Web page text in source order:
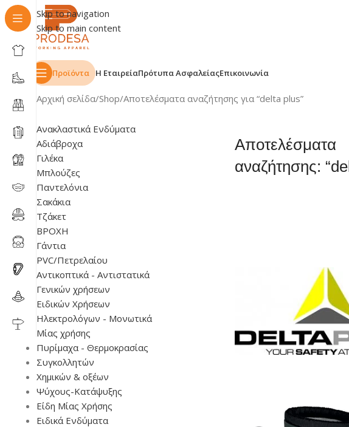
Skip to navigation
Skip to main content
Προϊόντα Η ΕταιρείαΠρότυπα ΑσφαλείαςΕπικοινωνία
Αρχική σελίδα Shop Αποτελέσματα αναζήτησης για “delta plus”
Ανακλαστικά Ενδύματα
Αδιάβροχα
Γιλέκα
Μπλούζες
Παντελόνια
Σακάκια
Τζάκετ
ΒΡΟΧΗ
Γάντια
PVC/Πετρελαίου
Αντικοπτικά - Αντιστατικά
Γενικών χρήσεων
Ειδικών Χρήσεων
Ηλεκτρολόγων - Μονωτικά
Μίας χρήσης
Πυρίμαχα - Θερμοκρασίας
Συγκολλητών
Χημικών & οξέων
Ψύχους-Κατάψυξης
Είδη Μίας Χρήσης
Ειδικά Ενδύματα
Αποτελέσματα
αναζήτησης: